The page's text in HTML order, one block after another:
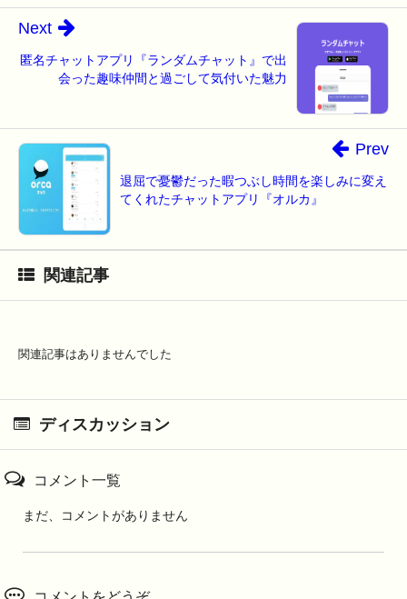
匿名チャットアプリ『ランダムチャット』で出
会った趣味仲間と過ごして気付いた魅力
Next
退屈で憂鬱だった暇つぶし時間を楽しみに変え
てくれたチャットアプリ『オルカ』
Prev
関連記事
関連記事はありませんでした
ディスカッション
コメント一覧
まだ、コメントがありません